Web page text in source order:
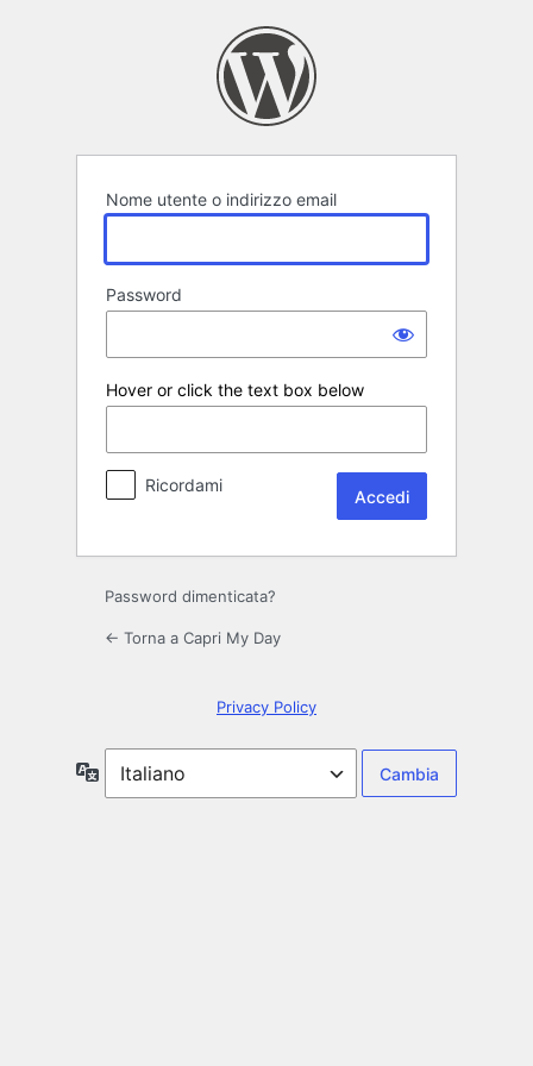
Nome utente o indirizzo email
Password
Hover or click the text box below
Ricordami
Password dimenticata?
← Torna a Capri My Day
Privacy Policy
Lingua